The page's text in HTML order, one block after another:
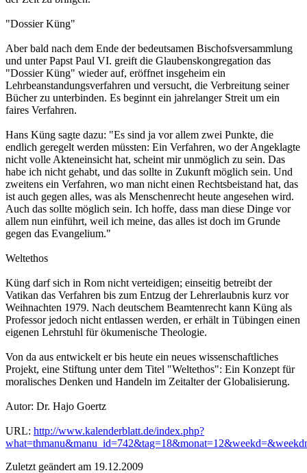
"Dossier Küng"
Aber bald nach dem Ende der bedeutsamen Bischofsversammlung
und unter Papst Paul VI. greift die Glaubenskongregation das
"Dossier Küng" wieder auf, eröffnet insgeheim ein
Lehrbeanstandungsverfahren und versucht, die Verbreitung seiner
Bücher zu unterbinden. Es beginnt ein jahrelanger Streit um ein
faires Verfahren.
Hans Küng sagte dazu: "Es sind ja vor allem zwei Punkte, die
endlich geregelt werden müssten: Ein Verfahren, wo der Angeklagte
nicht volle Akteneinsicht hat, scheint mir unmöglich zu sein. Das
habe ich nicht gehabt, und das sollte in Zukunft möglich sein. Und
zweitens ein Verfahren, wo man nicht einen Rechtsbeistand hat, das
ist auch gegen alles, was als Menschenrecht heute angesehen wird.
Auch das sollte möglich sein. Ich hoffe, dass man diese Dinge vor
allem nun einführt, weil ich meine, das alles ist doch im Grunde
gegen das Evangelium."
Weltethos
Küng darf sich in Rom nicht verteidigen; einseitig betreibt der
Vatikan das Verfahren bis zum Entzug der Lehrerlaubnis kurz vor
Weihnachten 1979. Nach deutschem Beamtenrecht kann Küng als
Professor jedoch nicht entlassen werden, er erhält in Tübingen einen
eigenen Lehrstuhl für ökumenische Theologie.
Von da aus entwickelt er bis heute ein neues wissenschaftliches
Projekt, eine Stiftung unter dem Titel "Weltethos": Ein Konzept für
moralisches Denken und Handeln im Zeitalter der Globalisierung.
Autor: Dr. Hajo Goertz
URL: http://www.kalenderblatt.de/index.php?
Zuletzt geändert am 19­.12.2009